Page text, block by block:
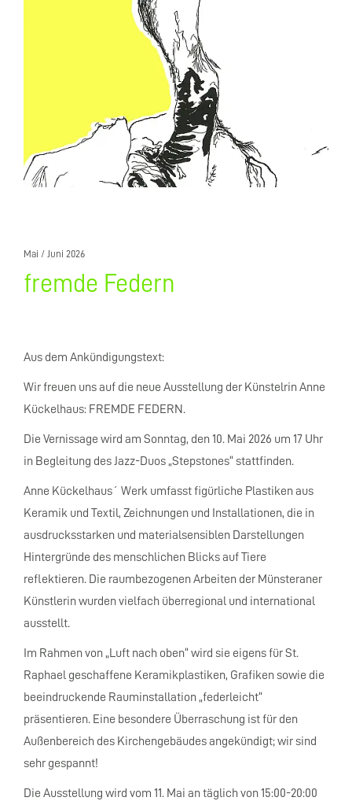
Mai / Juni 2026
fremde Federn
Aus dem Ankündigungstext:
Wir freuen uns auf die neue Ausstellung der Künstelrin Anne
Kückelhaus: FREMDE FEDERN.
Die Vernissage wird am Sonntag, den 10. Mai 2026 um 17 Uhr
in Begleitung des Jazz-Duos „Stepstones“ stattfinden.
Anne Kückelhaus´ Werk umfasst figürliche Plastiken aus
Keramik und Textil, Zeichnungen und Installationen, die in
ausdrucksstarken und materialsensiblen Darstellungen
Hintergründe des menschlichen Blicks auf Tiere
reflektieren. Die raumbezogenen Arbeiten der Münsteraner
Künstlerin wurden vielfach überregional und international
ausstellt.
Im Rahmen von „Luft nach oben“ wird sie eigens für St.
Raphael geschaffene Keramikplastiken, Grafiken sowie die
beeindruckende Rauminstallation „federleicht“
präsentieren. Eine besondere Überraschung ist für den
Außenbereich des Kirchengebäudes angekündigt; wir sind
sehr gespannt!
Die Ausstellung wird vom 11. Mai an täglich von 15:00-20:00